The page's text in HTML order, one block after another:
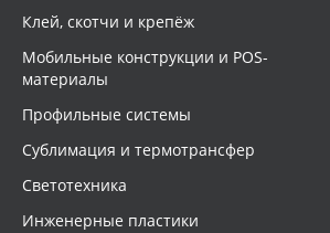
Клей, скотчи и крепёж
Мобильные конструкции и POS-
материалы
Профильные системы
Сублимация и термотрансфер
Светотехника
Инженерные пластики